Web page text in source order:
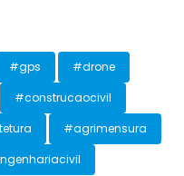
#gps
#drone
#construcaocivil
#agrimensura